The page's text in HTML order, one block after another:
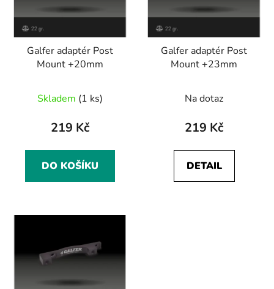
d
Galfer adaptér Post
Mount +20mm
Skladem (1 ks)
219 Kč
DO KOŠÍKU
Galfer adaptér Post
Mount +23mm
Na dotaz
219 Kč
DETAIL